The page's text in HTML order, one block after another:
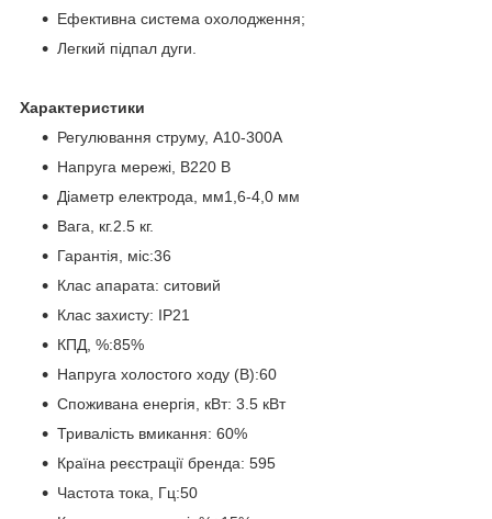
Ефективна система охолодження;
Легкий підпал дуги.
Характеристики
Регулювання струму, А10-300А
Напруга мережі, B220 В
Діаметр електрода, мм1,6-4,0 мм
Вага, кг.2.5 кг.
Гарантія, міс:36
Клас апарата: ситовий
Клас захисту: IP21
КПД, %:85%
Напруга холостого ходу (В):60
Споживана енергія, кВт: 3.5 кВт
Тривалість вмикання: 60%
Країна реєстрації бренда: 595
Частота тока, Гц:50